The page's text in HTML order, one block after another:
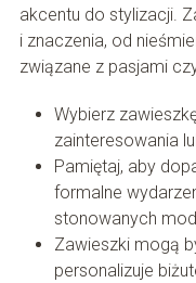
akcentu do stylizacji.
i znaczenia, od
związane z pasjami
Wybierz
zainteresowania
Pamiętaj, aby
formalne
stonowanych
Zawieszki mogą
personalizuje